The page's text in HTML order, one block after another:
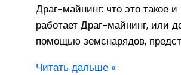
Драг-майнинг: что это такое и
работает Драг-майнинг, или
помощью земснарядов,
Читать дальше »